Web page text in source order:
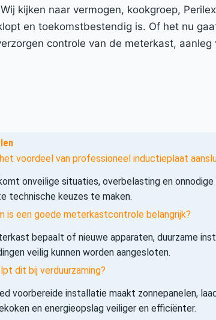
kijken naar vermogen, kookgroep,
en toekomstbestendig is. Of het nu
controle van de meterkast, aanleg
voordeel van professioneel inductieplaat
onveilige situaties, overbelasting en
technische keuzes te maken.
is een goede meterkastcontrole belangrijk?
bepaalt of nieuwe apparaten, duurzame
veilig kunnen worden aangesloten.
dit bij verduurzaming?
voorbereide installatie maakt zonnepanelen,
en energieopslag veiliger en efficiënter.